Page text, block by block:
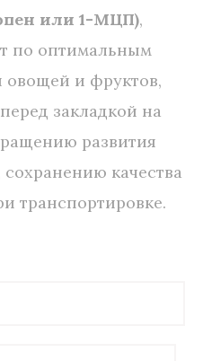
или 1-МЦП),
по оптимальным
овощей и фруктов,
закладкой на
развития
качества
транспортировке.